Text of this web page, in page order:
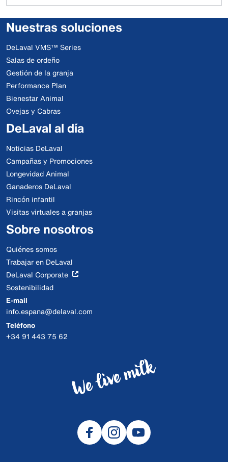
Nuestras soluciones
DeLaval VMS™ Series
Salas de ordeño
Gestión de la granja
Performance Plan
Bienestar Animal
Ovejas y Cabras
DeLaval al día
Noticias DeLaval
Campañas y Promociones
Longevidad Animal
Ganaderos DeLaval
Rincón infantil
Visitas virtuales a granjas
Sobre nosotros
Quiénes somos
Trabajar en DeLaval
DeLaval Corporate
Sostenibilidad
E-mail
info.espana@delaval.com
Teléfono
+34 91 443 75 62